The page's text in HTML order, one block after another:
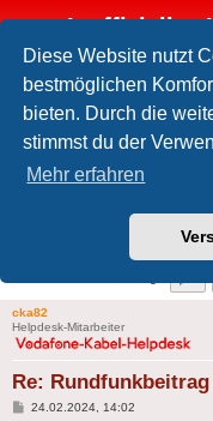
Diese Website nutzt
bestmöglichen
bieten. Durch die
stimmst du der
Mehr erfahren
Inoffizielles
FAQ
Foren-Übersicht Offtopic
Rundfunkbeitrag
cka82
Helpdesk-Mitarbeiter
Re:
Beitrag
24.02.2024, 14:02